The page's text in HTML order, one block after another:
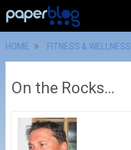
HOME FITNESS & WELLNESS
On the Rocks…